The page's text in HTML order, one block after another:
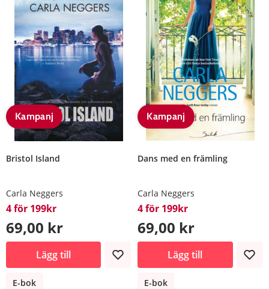
Kampanj
Bristol Island
Carla Neggers
4 för 199kr
69,00 kr
Lägg till
E-bok
Kampanj
Dans med en främling
Carla Neggers
4 för 199kr
69,00 kr
Lägg till
E-bok